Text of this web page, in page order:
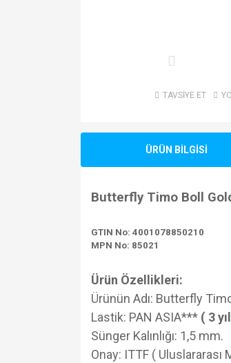
TAVSİYE ET
ÜRÜN BİLGİSİ
Butterfly Timo Boll
GTIN No: 4001078850210
MPN No: 85021
Ürün Özellikleri:
Ürünün Adı: Butterfly
Lastik: PAN ASIA*** ( 3
Sünger Kalınlığı: 1,5 mm.
Onay: ITTF ( Uluslararası